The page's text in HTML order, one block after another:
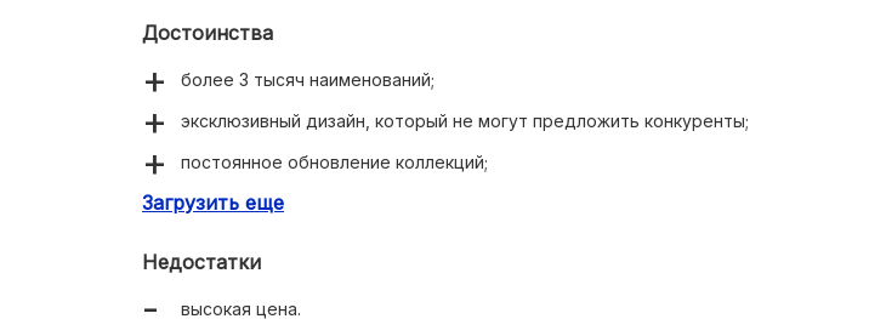
Достоинства
более 3 тысяч наименований;
эксклюзивный дизайн, который не могут предложить конкуренты;
постоянное обновление коллекций;
отличная функциональность.
Загрузить еще
Недостатки
высокая цена.